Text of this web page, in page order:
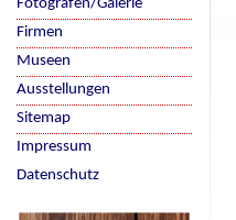
Fotografen/Galerie
Firmen
Museen
Ausstellungen
Sitemap
Impressum
Datenschutz